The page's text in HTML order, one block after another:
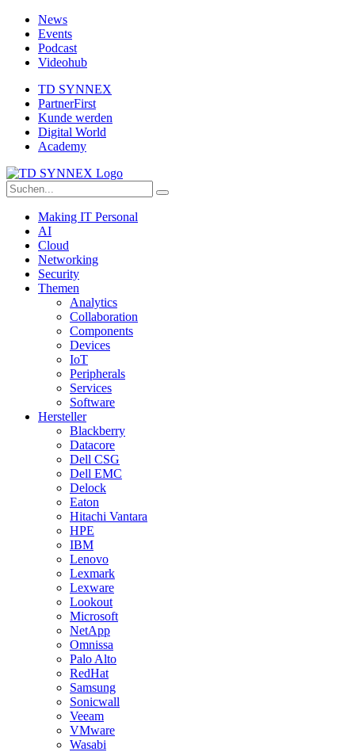
News
Events
Podcast
Videohub
TD SYNNEX
PartnerFirst
Kunde werden
Digital World
Academy
Making IT Personal
AI
Cloud
Networking
Security
Themen
Analytics
Collaboration
Components
Devices
IoT
Peripherals
Services
Software
Hersteller
Blackberry
Datacore
Dell CSG
Dell EMC
Delock
Eaton
Hitachi Vantara
HPE
IBM
Lenovo
Lexmark
Lexware
Lookout
Microsoft
NetApp
Omnissa
Palo Alto
RedHat
Samsung
Sonicwall
Veeam
VMware
Wasabi